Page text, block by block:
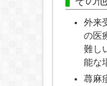
外来
の医
難し
能な
蕁麻